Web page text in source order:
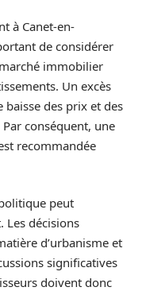
à Canet-en-
de considérer
immobilier
Un excès
baisse des prix et des
conséquent, une
recommandée
peut
Les décisions
d’urbanisme et
significatives
doivent donc